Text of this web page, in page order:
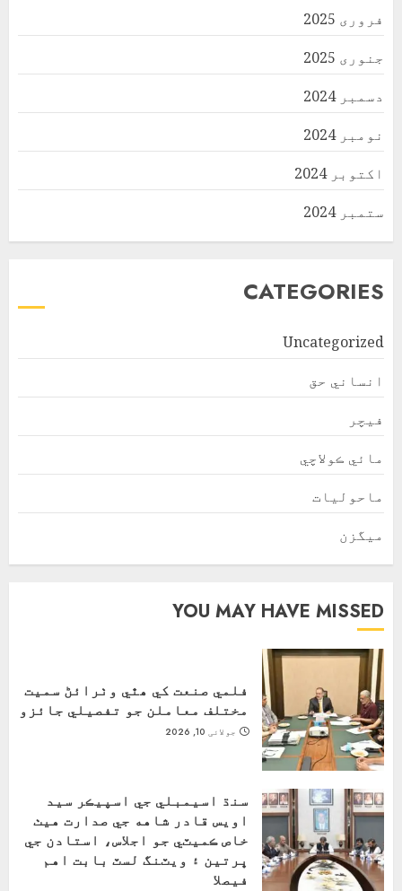
فروری 2025
جنوری 2025
دسمبر 2024
نومبر 2024
اکتوبر 2024
ستمبر 2024
CATEGORIES
Uncategorized
انساني حق
فیچر
مائي ڪولاچي
ماحولیات
ميگزن
YOU MAY HAVE MISSED
فلمي صنعت کي ھٿي وٺرائڻ سميت
مختلف معاملن جو تفصيلي جائزو
جولائی 10, 2026
سنڌ اسيمبلي جي اسپيڪر سيد
اويس قادر شاهه جي صدارت هيٺ
خاص ڪميٽي جو اجلاس، استادن جي
ڀرتين ۽ ويٽنگ لسٽ بابت اهم
فيصلا